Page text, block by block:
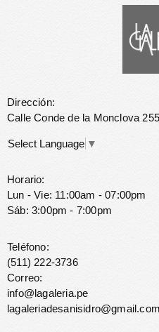
Dirección:
Calle Conde de la Monclova
Select Language ▼
Horario:
Lun - Vie: 11:00am - 07:00pm
Sáb: 3:00pm - 7:00pm
Teléfono:
(511) 222-3736
Correo:
info@lagaleria.pe
lagaleriadesanisidro@gmail.com